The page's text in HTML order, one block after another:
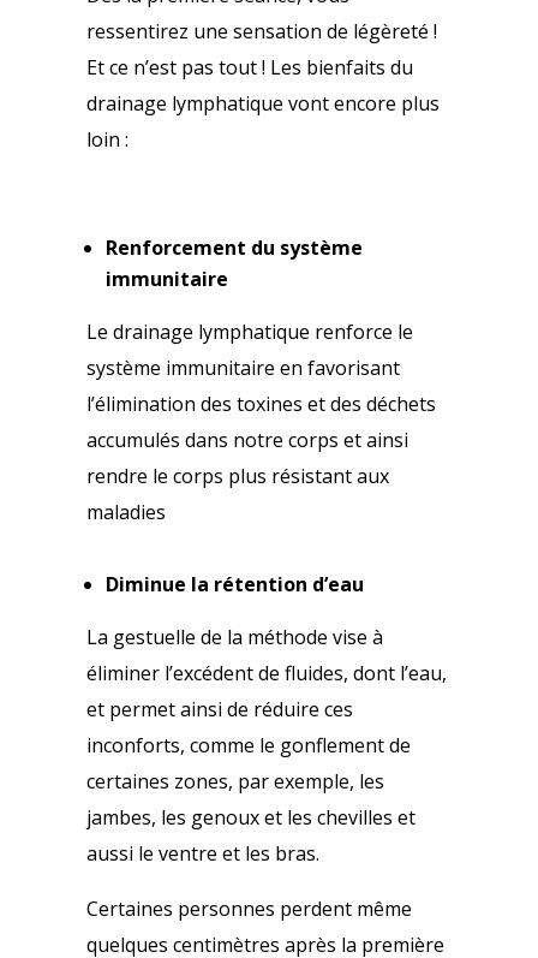
ressentirez une sensation de légèreté !
Et ce n’est pas tout ! Les bienfaits du
drainage lymphatique vont encore plus
loin :
Renforcement du système
immunitaire
Le drainage lymphatique renforce le
système immunitaire en favorisant
l’élimination des toxines et des déchets
accumulés dans notre corps et ainsi
rendre le corps plus résistant aux
maladies
Diminue la rétention d’eau
La gestuelle de la méthode vise à
éliminer l’excédent de fluides, dont l’eau,
et permet ainsi de réduire ces
inconforts, comme le gonflement de
certaines zones, par exemple, les
jambes, les genoux et les chevilles et
aussi le ventre et les bras.
Certaines personnes perdent même
quelques centimètres après la première